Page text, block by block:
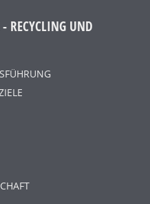
RECYCLING UND